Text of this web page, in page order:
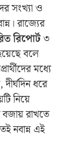
সংখ্যা ও
রাজ্যের
রিপোর্ট৩
বলে
মধ্যে
ধরে
নিয়ে
রাখতে
নবান্ন এই